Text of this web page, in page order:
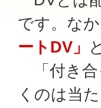
です。な
ートDV」
「付き合
くのは当